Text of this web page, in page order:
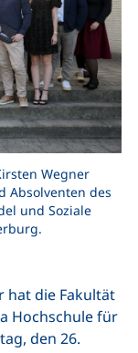
Wegner
Absolventen des
und Soziale
hat die Fakultät
Hochschule für
den 26.